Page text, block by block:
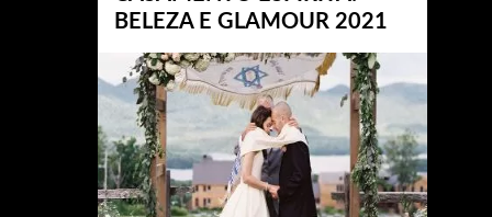
BELEZA E GLAMOUR 2021